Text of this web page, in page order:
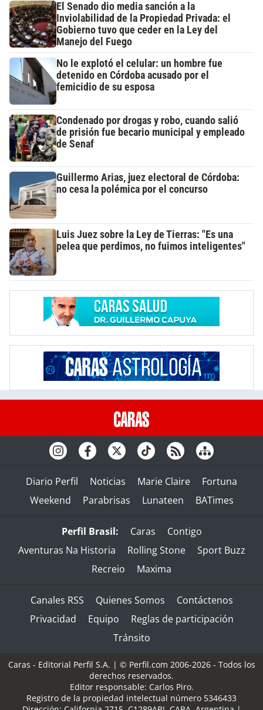
El Senado dio media sanción a la
Inviolabilidad de la Propiedad Privada: el
Gobierno tuvo que ceder en la Ley del
Manejo del Fuego
No le explotó el celular: un hombre fue
detenido en Córdoba acusado por el
femicidio de su esposa
Condenado por drogas y robo, cuando salió
de prisión fue becario municipal y empleado
de Senaf
Guillermo Arias, juez electoral de Córdoba:
no cesa la polémica por el concurso
Luis Juez sobre la Ley de Tierras: "Es una
pelea que perdimos, no fuimos inteligentes"
Diario Perfil Noticias Marie Claire
Fortuna
Weekend
Parabrisas Lunateen BATimes
Perfil Brasil: Caras
Contigo
Aventuras Na Historia
Rolling Stone
Sport Buzz
Recreio
Maxima
Canales RSS Quienes Somos
Contáctenos
Privacidad
Equipo
Reglas de participación
Tránsito
Caras - Editorial Perfil S.A. | © Perfil.com 2006-2026 - Todos los
derechos reservados.
Editor responsable: Carlos Piro.
Registro de la propiedad intelectual número 5346433